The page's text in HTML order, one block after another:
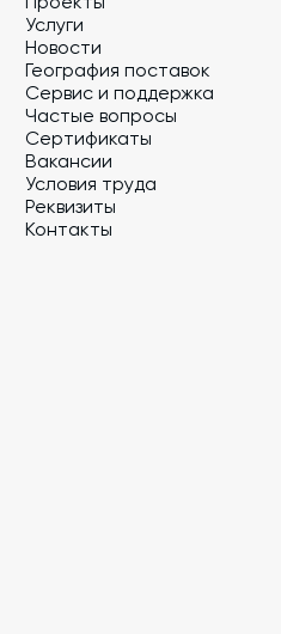
Услуги
Новости
География поставок
Сервис и поддержка
Частые вопросы
Сертификаты
Вакансии
Условия труда
Реквизиты
Контакты